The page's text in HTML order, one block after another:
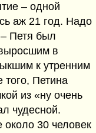
– одной
аж 21 год. Надо
Петя был
в
к утренним
Петина
из «ну очень
чудесной.
около 30 человек